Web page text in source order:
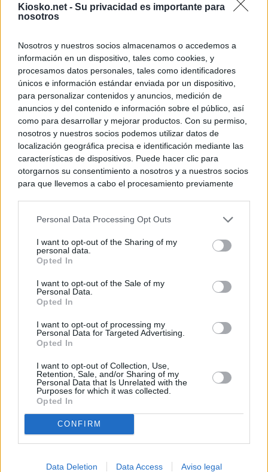
Kiosko.net - Su privacidad es importante para
nosotros
Nosotros y nuestros socios almacenamos o accedemos a
información en un dispositivo, tales como cookies, y
procesamos datos personales, tales como identificadores
únicos e información estándar enviada por un dispositivo,
para personalizar contenidos y anuncios, medición de
anuncios y del contenido e información sobre el público, así
como para desarrollar y mejorar productos. Con su permiso,
nosotros y nuestros socios podemos utilizar datos de
localización geográfica precisa e identificación mediante las
características de dispositivos. Puede hacer clic para
otorgarnos su consentimiento a nosotros y a nuestros socios
para que llevemos a cabo el procesamiento previamente
negar su consentimiento. Tenga en cuenta que algún
de su consentimiento, pero usted tiene el derecho de
rechazar tal procesamiento. Sus preferencias se aplicarán
cualquier momento entrando de nuevo en este sitio web o
visitando nuestra política de privacidad.
Personal Data Processing Opt Outs
I want to opt-out of the Sharing of my
personal data.
Opted In
I want to opt-out of the Sale of my
Personal Data.
Opted In
I want to opt-out of processing my
Personal Data for Targeted Advertising.
Opted In
I want to opt-out of Collection, Use,
Retention, Sale, and/or Sharing of my
Personal Data that Is Unrelated with the
Purposes for which it was collected.
Opted In
CONFIRM
Data Deletion Data Access Aviso legal